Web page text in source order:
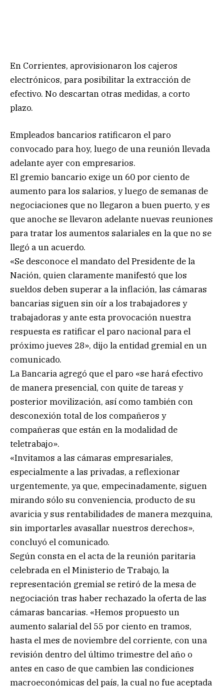
En Corrientes, aprovisionaron los cajeros
electrónicos, para posibilitar la extracción de
efectivo. No descartan otras medidas, a corto
plazo.
Empleados bancarios ratificaron el paro
convocado para hoy, luego de una reunión llevada
adelante ayer con empresarios.
El gremio bancario exige un 60 por ciento de
aumento para los salarios, y luego de semanas de
negociaciones que no llegaron a buen puerto, y es
que anoche se llevaron adelante nuevas reuniones
para tratar los aumentos salariales en la que no se
llegó a un acuerdo.
«Se desconoce el mandato del Presidente de la
Nación, quien claramente manifestó que los
sueldos deben superar a la inflación, las cámaras
bancarias siguen sin oír a los trabajadores y
trabajadoras y ante esta provocación nuestra
respuesta es ratificar el paro nacional para el
próximo jueves 28», dijo la entidad gremial en un
comunicado.
La Bancaria agregó que el paro «se hará efectivo
de manera presencial, con quite de tareas y
posterior movilización, así como también con
desconexión total de los compañeros y
compañeras que están en la modalidad de
teletrabajo».
«Invitamos a las cámaras empresariales,
especialmente a las privadas, a reflexionar
urgentemente, ya que, empecinadamente, siguen
mirando sólo su conveniencia, producto de su
avaricia y sus rentabilidades de manera mezquina,
sin importarles avasallar nuestros derechos»,
concluyó el comunicado.
Según consta en el acta de la reunión paritaria
celebrada en el Ministerio de Trabajo, la
representación gremial se retiró de la mesa de
negociación tras haber rechazado la oferta de las
cámaras bancarias. «Hemos propuesto un
aumento salarial del 55 por ciento en tramos,
hasta el mes de noviembre del corriente, con una
revisión dentro del último trimestre del año o
antes en caso de que cambien las condiciones
macroeconómicas del país, la cual no fue aceptada